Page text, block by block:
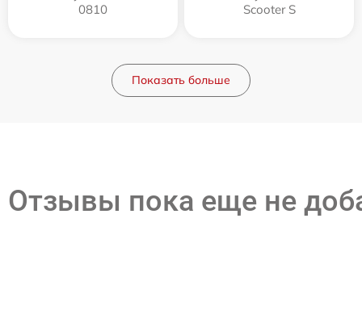
0810
Scooter S
Показать больше
Отзывы пока еще не